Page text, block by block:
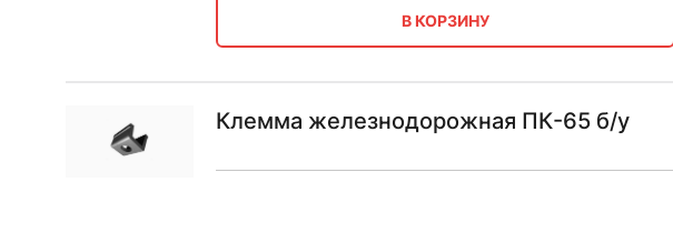
В КОРЗИНУ
Клемма железнодорожная ПК-65 б/у